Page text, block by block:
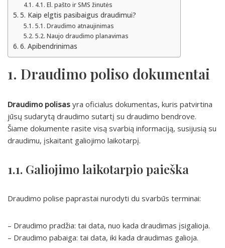
4.1. El. pašto ir SMS žinutės
5. Kaip elgtis pasibaigus draudimui?
5.1. Draudimo atnaujinimas
5.2. Naujo draudimo planavimas
6. Apibendrinimas
1. Draudimo poliso dokumentai
Draudimo polisas yra oficialus dokumentas, kuris patvirtina
jūsų sudarytą draudimo sutartį su draudimo bendrove.
Šiame dokumente rasite visą svarbią informaciją, susijusią su
draudimu, įskaitant galiojimo laikotarpį.
1.1. Galiojimo laikotarpio paieška
Draudimo polise paprastai nurodyti du svarbūs terminai:
– Draudimo pradžia: tai data, nuo kada draudimas įsigalioja.
– Draudimo pabaiga: tai data, iki kada draudimas galioja.